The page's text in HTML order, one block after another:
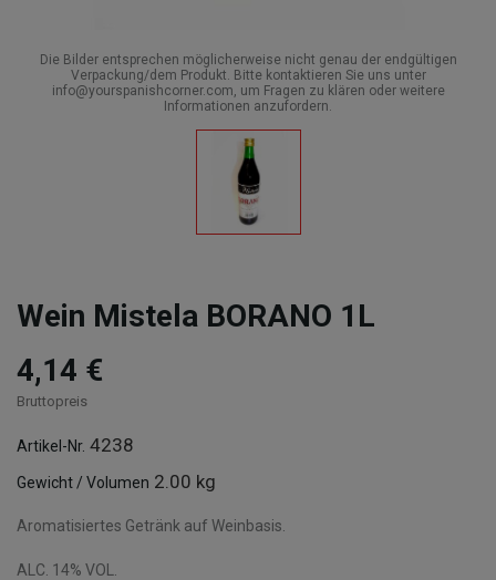
Die Bilder entsprechen möglicherweise nicht genau der endgültigen
Verpackung/dem Produkt. Bitte kontaktieren Sie uns unter
info@yourspanishcorner.com, um Fragen zu klären oder weitere
Informationen anzufordern.
Wein Mistela BORANO 1L
4,14 €
Bruttopreis
Artikel-Nr. 4238
Gewicht / Volumen 2.00 kg
Aromatisiertes Getränk auf Weinbasis.
ALC. 14% VOL.